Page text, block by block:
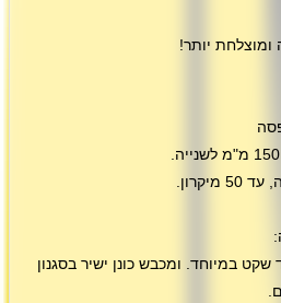
יותר!
במיוחד. ומכבש כונן ישיר בסגנון